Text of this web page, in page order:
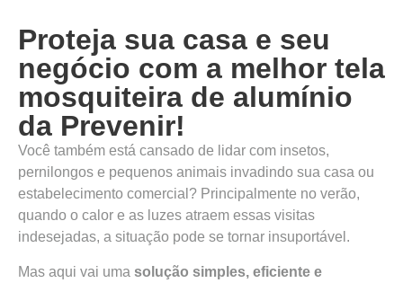
Proteja sua casa e seu
negócio com a melhor tela
mosquiteira de alumínio
da Prevenir!
Você também está cansado de lidar com insetos,
pernilongos e pequenos animais invadindo sua casa ou
estabelecimento comercial? Principalmente no verão,
quando o calor e as luzes atraem essas visitas
indesejadas, a situação pode se tornar insuportável.
Mas aqui vai uma solução simples, eficiente e